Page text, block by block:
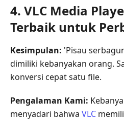
4. VLC Media
Terbaik untuk
Kesimpulan: 'Pisau
dimiliki kebanyakan orang.
konversi cepat satu file.
Pengalaman Kami:
menyadari bahwa VLC